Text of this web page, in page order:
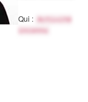
Qui :
Activité
inconnu